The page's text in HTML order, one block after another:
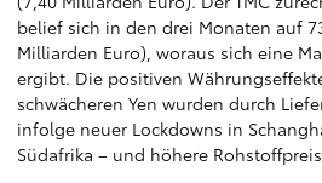
belief sich in den drei Monaten auf
Milliarden Euro), woraus sich eine
ergibt. Die positiven
schwächeren Yen wurden durch
infolge neuer Lockdowns in
Südafrika – und höhere